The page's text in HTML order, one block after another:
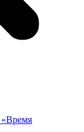
«Время